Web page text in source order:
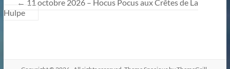
← 11 octobre 2026 – Hocus Pocus aux Crêtes de La
Hulpe